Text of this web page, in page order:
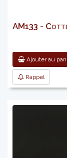
AM133 - Cotte
Ajouter au
Rappel